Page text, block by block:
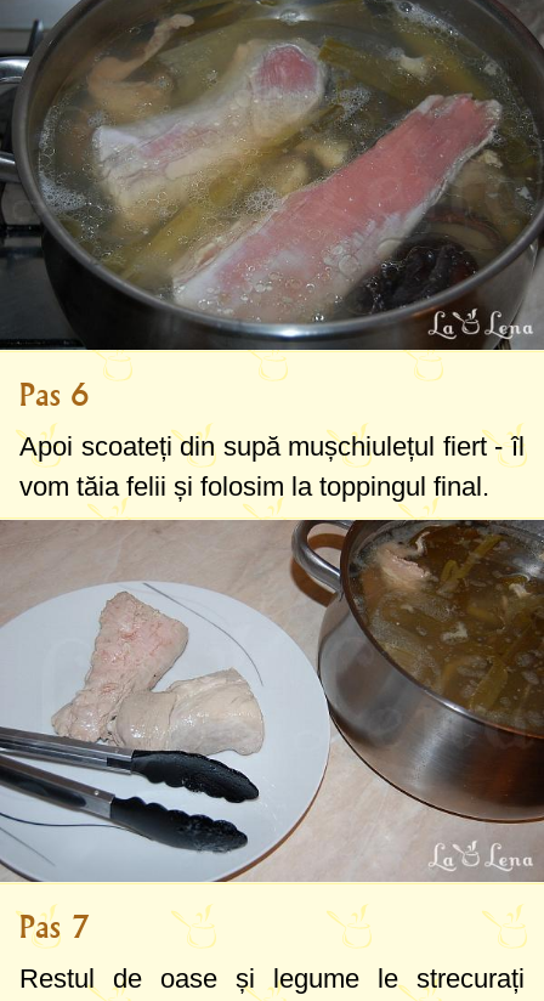
Pas 6
Apoi scoateți din supă mușchiulețul fiert - îl
vom tăia felii și folosim la toppingul final.
Pas 7
Restul de oase și legume le strecurați